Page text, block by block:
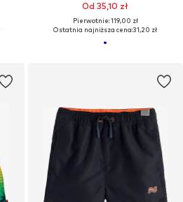
Od 35,10 zł
Pierwotnie: 119,00 zł
Ostatnia najniższa cena:31,20 zł